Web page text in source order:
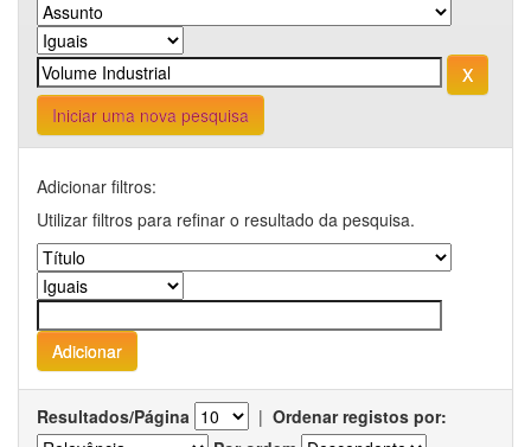
Iniciar uma nova pesquisa
Adicionar filtros:
Utilizar filtros para refinar o resultado da pesquisa.
Resultados/Página | Ordenar registos por: